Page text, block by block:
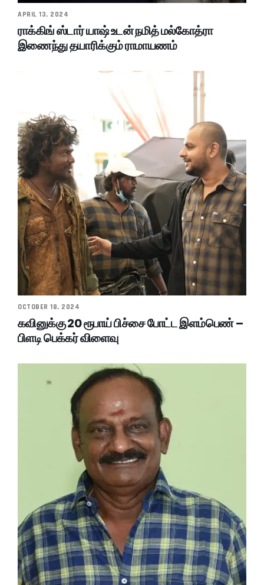
APRIL 13, 2024
ராக்கிங் ஸ்டார் யாஷ் உடன் நமித் மல்கோத்ரா
இணைந்து தயாரிக்கும் ராமாயணம்
OCTOBER 18, 2024
கவினுக்கு 20 ரூபாய் பிச்சை போட்ட இளம்பெண் –
பிளடி பெக்கர் விளைவு